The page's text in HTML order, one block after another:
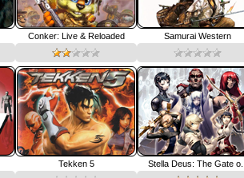
Conker: Live & Reloaded Samurai Western
Tekken 5 Stella Deus: The Gate o...